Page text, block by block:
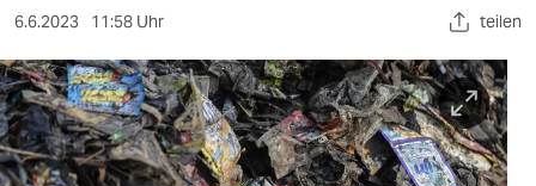
sport
berlin
nord
6.6.2023 11:58 Uhr teilen